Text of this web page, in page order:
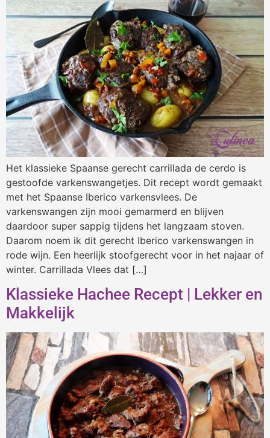
Het klassieke Spaanse gerecht carrillada de cerdo is
gestoofde varkenswangetjes. Dit recept wordt gemaakt
met het Spaanse Iberico varkensvlees. De
varkenswangen zijn mooi gemarmerd en blijven
daardoor super sappig tijdens het langzaam stoven.
Daarom noem ik dit gerecht Iberico varkenswangen in
rode wijn. Een heerlijk stoofgerecht voor in het najaar of
winter. Carrillada Vlees dat […]
Klassieke Hachee Recept | Lekker en
Makkelijk